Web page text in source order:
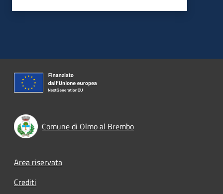
Comune di Olmo al Brembo
Footer menu
Area riservata
Crediti